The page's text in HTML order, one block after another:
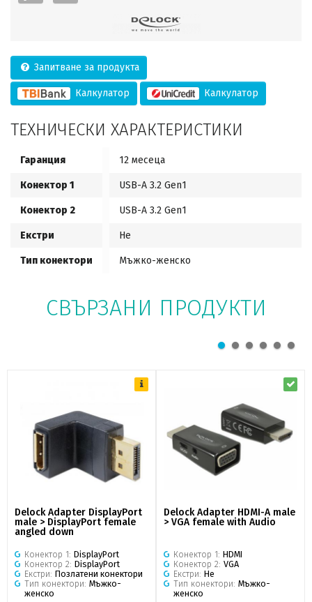
Запитване за продукта
Калкулатор Калкулатор
ТЕХНИЧЕСКИ ХАРАКТЕРИСТИКИ
Гаранция 12 месеца
Конектор 1 USB-A 3.2 Gen1
Конектор 2 USB-A 3.2 Gen1
Екстри Не
Тип конектори Мъжко-женско
СВЪРЗАНИ ПРОДУКТИ
Delock Adapter DisplayPort
male > DisplayPort female
angled down
Конектор 1: DisplayPort
Конектор 2: DisplayPort
Екстри: Позлатени конектори
Тип конектори: Мъжко-
женско
Delock Adapter HDMI-A male
> VGA female with Audio
Конектор 1: HDMI
Конектор 2: VGA
Екстри: Не
Тип конектори: Мъжко-
женско